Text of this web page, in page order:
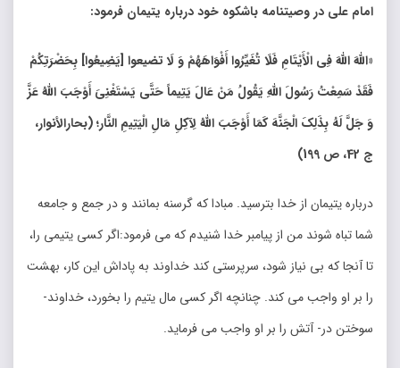
امام علی در وصیتنامه باشکوه خود درباره یتیمان فرمود:
«اللَّهَ اللَّهَ فِی الْأَیْتَامِ فَلَا تُغَیِّرُوا أَفْوَاهَهُمْ وَ لَا تضیعوا [یَضِیعُوا] بِحَضْرَتِکُمْ
فَقَدْ سَمِعْتُ رَسُولَ اللَّهِ یَقُولُ مَنْ عَالَ یَتِیماً حَتَّی یَسْتَغْنِیَ أَوْجَبَ اللَّهُ عَزَّ
وَ جَلَّ لَهُ بِذَلِکَ الْجَنَّهَ کَمَا أَوْجَبَ اللَّهُ لِآکِلِ مَالِ الْیَتِیمِ النَّار؛ (بحارالأنوار،
ج ‏42، ص 199
)
درباره یتیمان از خدا بترسید. مبادا که گرسنه بمانند و در جمع و جامعه
شما تباه شوند من از پیامبر خدا شنیدم که می فرمود:اگر کسی یتیمی را،
تا آنجا که بی نیاز شود، سرپرستی کند خداوند به پاداش این کار، بهشت
را بر او واجب می کند. چنانچه اگر کسی مال یتیم را بخورد، خداوند-
سوختن در- آتش را بر او واجب می فرماید.